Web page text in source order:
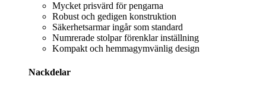
Mycket prisvärd för pengarna
Robust och gedigen konstruktion
Säkerhetsarmar ingår som standard
Numrerade stolpar förenklar inställning
Kompakt och hemmagymvänlig design
Nackdelar